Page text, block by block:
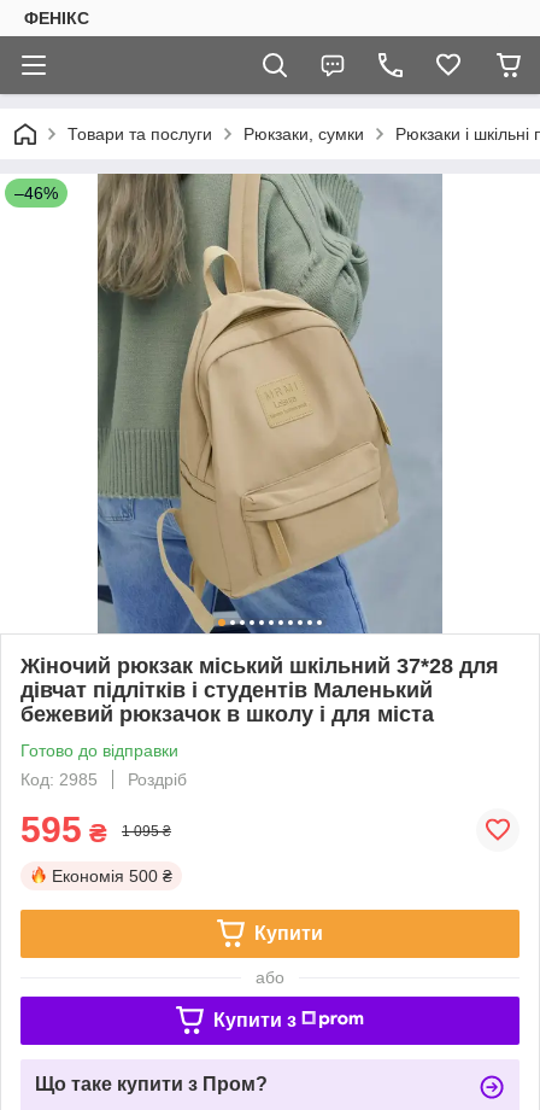
ФЕНІКС
Товари та послуги Рюкзаки, сумки Рюкзаки і шкільні
–46%
Жіночий рюкзак міський шкільний 37*28 для
дівчат підлітків і студентів Маленький
бежевий рюкзачок в школу і для міста
Готово до відправки
Код: 2985
Роздріб
595 ₴ 1 095 ₴
Економія 500 ₴
Купити
або
Купити з
Що таке купити з Пром?